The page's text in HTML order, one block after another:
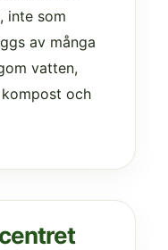
inte som
av många
vatten,
och